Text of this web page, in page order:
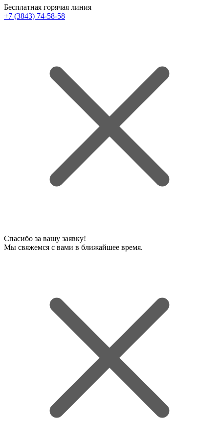
Бесплатная горячая линия
+7 (3843) 74-58-58
Спасибо за вашу заявку!
Мы свяжемся с вами в ближайшее время.